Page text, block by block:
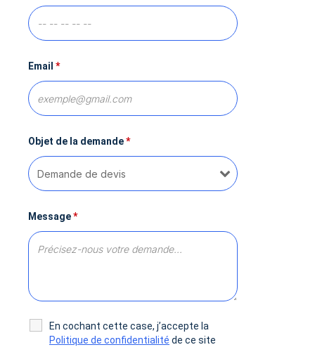
Email *
Objet de la demande*
Message*
En cochant cette case, j’accepte la
Politique de confidentialité de ce site